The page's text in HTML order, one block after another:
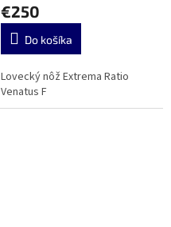
€250
Do košíka
Lovecký nôž Extrema Ratio
Venatus F